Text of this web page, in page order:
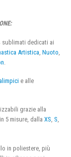
sublimati dedicati ai
Artistica Nuoto
e alle
grazie alla
5 misure, dalla XS, S,
in poliestere, più